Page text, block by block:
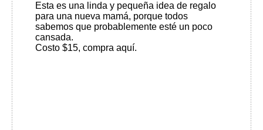
Esta es una linda y pequeña idea de regalo
para una nueva mamá, porque todos
sabemos que probablemente esté un poco
cansada.
Costo $15, compra aquí.